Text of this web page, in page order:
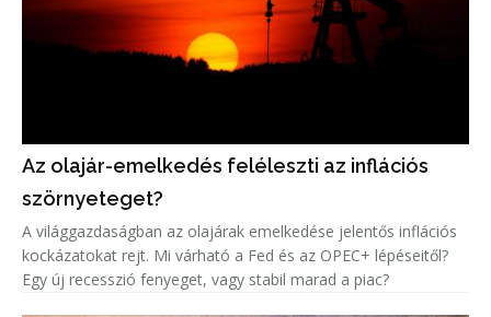
Az olajár-emelkedés feléleszti az inflációs
szörnyeteget?
A világgazdaságban az olajárak emelkedése jelentős inflációs
kockázatokat rejt. Mi várható a Fed és az OPEC+ lépéseitől?
Egy új recesszió fenyeget, vagy stabil marad a piac?